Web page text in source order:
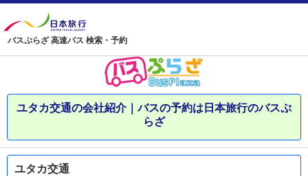
バスぷらざ 高速バス 検索・予約
ユタカ交通の会社紹介｜バスの予約は日本旅行のバスぷ
らざ
ユタカ交通